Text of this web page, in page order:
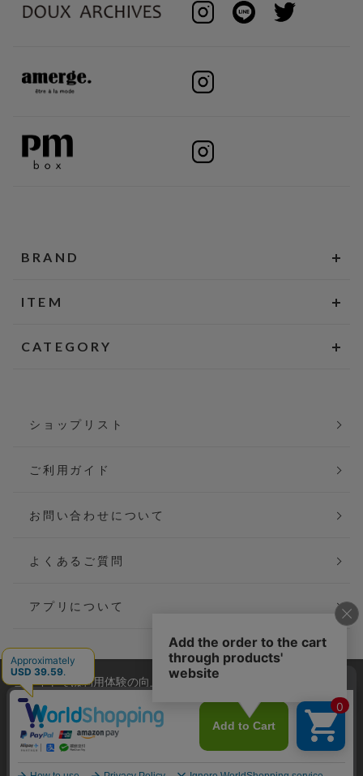
BRAND
ITEM
CATEGORY
ショップリスト
ご利用ガイド
お問い合わせについて
よくあるご質問
アプリについて
会社概要
ご利用規約
個人情報保護方針
当サイトでは利用体験の向上およびコンテンツの最適な提供、ト
ラフィックの分析を目的としてCookieを使用しています。
サイトの閲覧を継続された場合、Cookieの利用に同意したことも
のといたします。
詳細については
プライバシーポリシーをご確認ください。
承諾する